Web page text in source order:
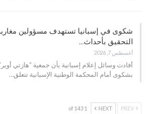
شكوى في إسبانيا تستهدف مسؤولين
التحقيق بأحداث…
أغسطس 7, 2026
بشكوى أمام المحكمة الوطنية الإسبانية تتعلق…
NEXT
1 of 143